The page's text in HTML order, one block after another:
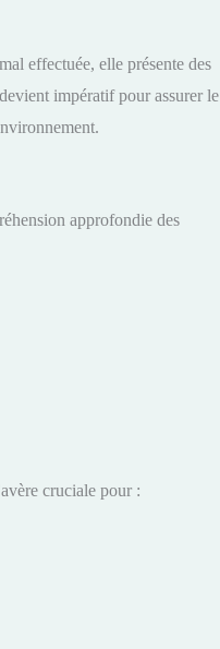
effectuée, elle présente des
impératif pour assurer le
approfondie des
cruciale pour :